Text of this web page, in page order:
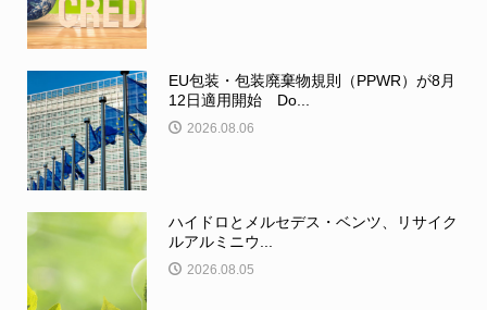
EU包装・包装廃棄物規則（PPWR）が8月
12日適用開始 Do...
2026.08.06
ハイドロとメルセデス・ベンツ、リサイク
ルアルミニウ...
2026.08.05